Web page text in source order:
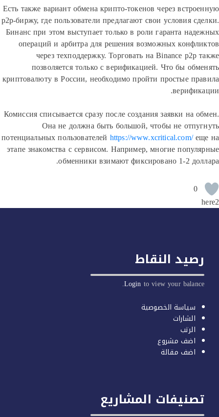
Есть также вариант обмена крипто-токенов через
p2p-биржу, где пользователи предлагают свои условия
Бинанс при этом выступает только в роли гаранта
операций и арбитра для решения возможных
через техподдержку. Торговать на Binance
позволяется только с верификацией. Что бы
криптовалюту в России, необходимо пройти простые
Комиссия списывается сразу после создания заявки
Она не должна быть большой, чтобы не
потенциальных пользователейhttps://www.xcritical.com/
этапе знакомства с сервисом. Например, многие
обменники взимают фиксировано 1-2
0
النقاط
Loginto view your
سياسة الخصوصية
الشارات
الرتب
اضف مشروع
اضف مقالة
المشاريع